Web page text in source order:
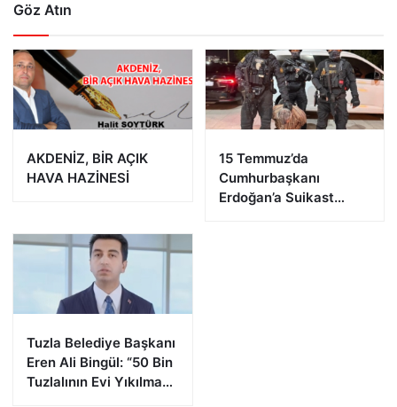
Göz Atın
AKDENİZ, BİR AÇIK
HAVA HAZİNESİ
15 Temmuz’da
Cumhurbaşkanı
Erdoğan’a Suikast
Tuzla Belediye Başkanı
Eren Ali Bingül: “50 Bin
Tuzlalının Evi Yıkılma